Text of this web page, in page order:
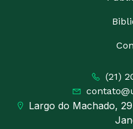
(21)
Largo do Machado,